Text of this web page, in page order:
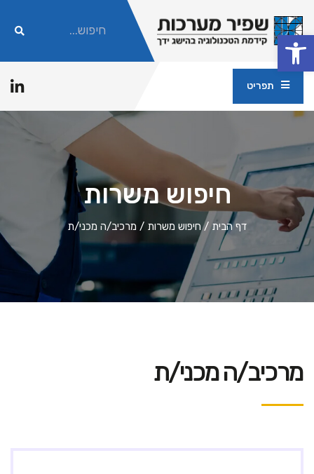
פתח סרגל נגישות
תפריט
חיפוש משרות
דף הבית/חיפוש משרות / מרכיב/ה מכני/ת
מרכיב/ה מכני/ת